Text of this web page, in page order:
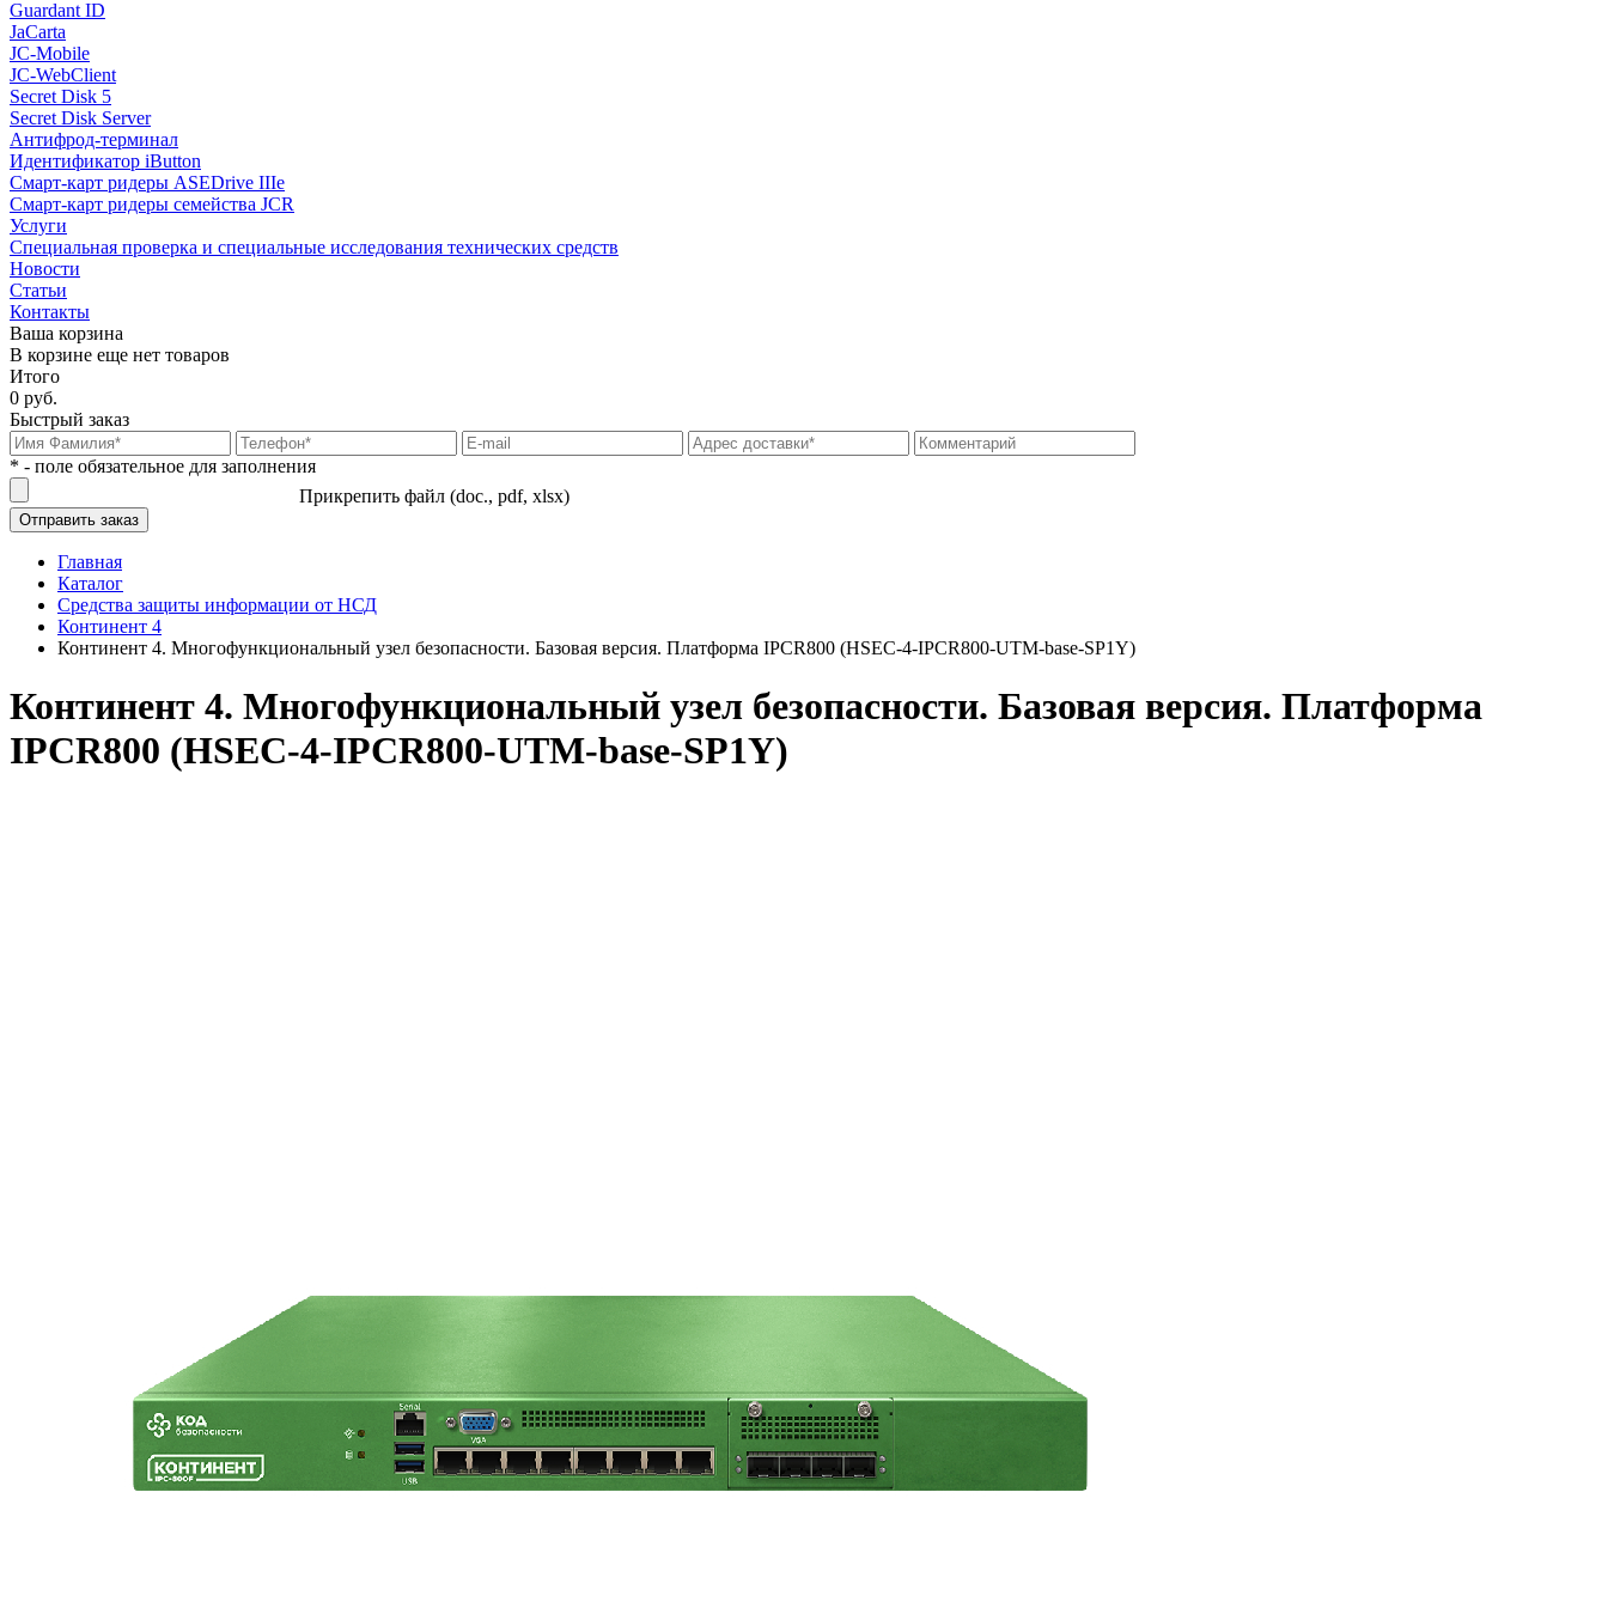
Guardant ID
JaCarta
JC-Mobile
JC-WebClient
Secret Disk 5
Secret Disk Server
Антифрод-терминал
Идентификатор iButton
Смарт-карт ридеры ASEDrive IIIe
Смарт-карт ридеры семейства JCR
Услуги
Специальная проверка и специальные исследования технических средств
Новости
Статьи
Контакты
Ваша корзина
В корзине еще нет товаров
Итого
0 руб.
Быстрый заказ
* - поле обязательное для заполнения
Прикрепить файл (doc., pdf, xlsx)
Главная
Каталог
Средства защиты информации от НСД
Континент 4
Континент 4. Многофункциональный узел безопасности. Базовая версия. Платформа IPCR800 (HSEC-4-IPCR800-UTM-base-SP1Y)
Континент 4. Многофункциональный узел безопасности. Базовая версия. Платформа
IPCR800 (HSEC-4-IPCR800-UTM-base-SP1Y)